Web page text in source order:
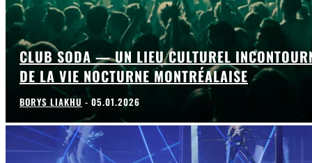
CLUB SODA — UN LIEU CULTUREL
DE LA VIE NOCTURNE MONTRÉALAISE
BORYS LIAKHU - 05.01.2026